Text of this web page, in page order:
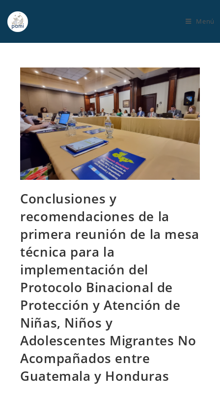
Menú
Conclusiones y
recomendaciones de la
primera reunión de la mesa
técnica para la
implementación del
Protocolo Binacional de
Protección y Atención de
Niñas, Niños y
Adolescentes Migrantes No
Acompañados entre
Guatemala y Honduras